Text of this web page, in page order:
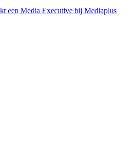
een Media Executive bij Mediaplus